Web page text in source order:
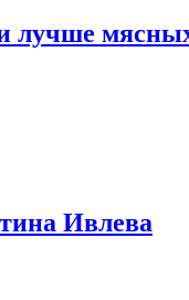
лучше
Ивлева